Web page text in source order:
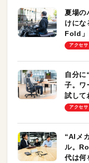
夏場の
けに
Fold」
却プレ
アクセサ
自分に
子。
試して
ッチ機
アクセサ
“AIメ
ル。
代は何